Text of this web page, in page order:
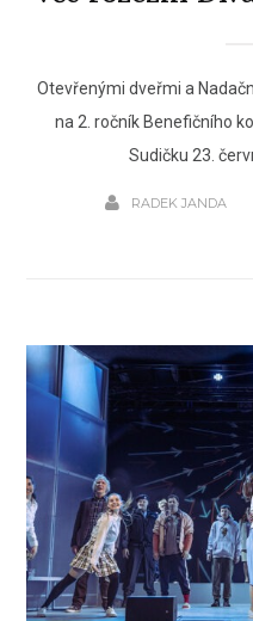
Otevřenými dveřmi a
na 2. ročník Benefičního
Sudičku 23.
RADEK JANDA